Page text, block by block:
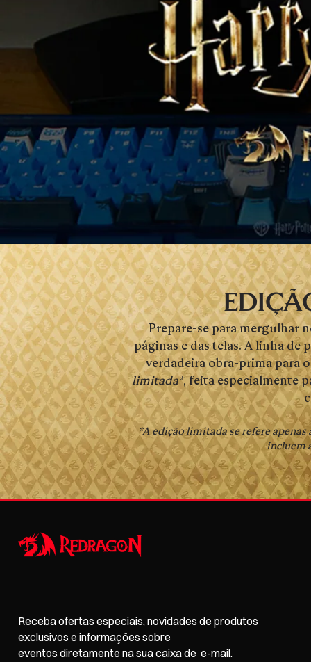
Prepare-se para mergulhar
páginas e das telas. A linha
verdadeira obra-prima para
limitada*, feita especialmente
*A edição limitada se refere apenas
incluem
Receba ofertas especiais, novidades de produtos
exclusivos e informações sobre
eventos diretamente na sua caixa de e-mail.